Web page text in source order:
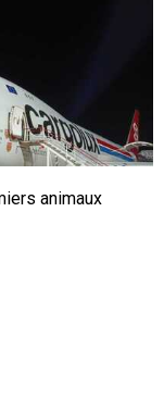
animaux